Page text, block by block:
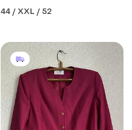
44 / XXL / 52